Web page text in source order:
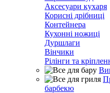
Аксесуари кухаря
Корисні дрібниці
Контейнера
Кухонні ножиці
Дуршлаги
Вінчики
Рілінги та
барбекю